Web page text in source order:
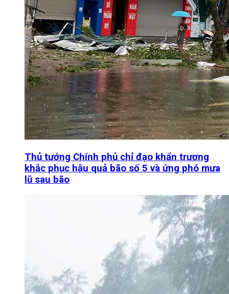
Thủ tướng Chính phủ chỉ đạo khẩn trương
khắc phục hậu quả bão số 5 và ứng phó mưa
lũ sau bão